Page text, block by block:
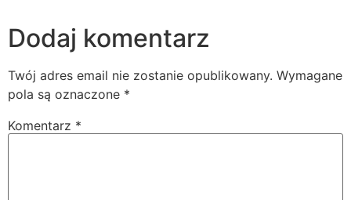
Dodaj komentarz
Twój adres email nie zostanie opublikowany. Wymagane
pola są oznaczone *
Komentarz *